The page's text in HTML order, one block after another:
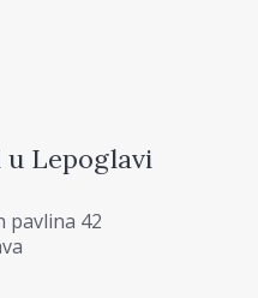
Lepoglavi
pavlina 42